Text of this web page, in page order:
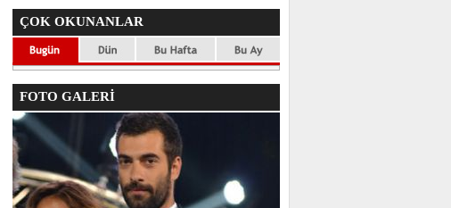
ÇOK OKUNANLAR
FOTO GALERİ